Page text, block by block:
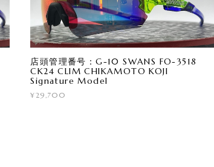
店頭管理番号：G-10 SWANS FO-3518
CK24 CLIM CHIKAMOTO KOJI
Signature Model
¥29,700